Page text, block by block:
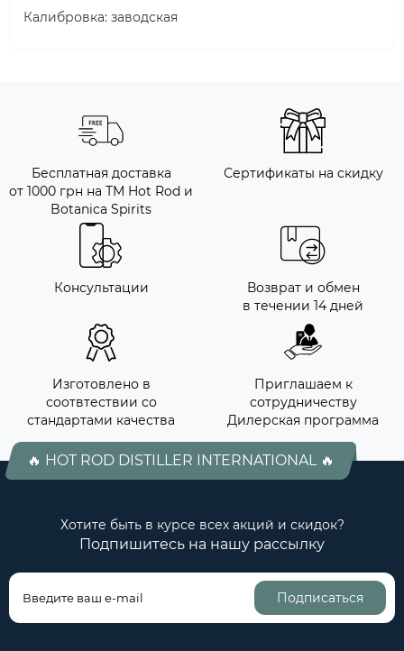
Калибровка: заводская
Бесплатная доставка
от 1000 грн на ТМ Hot Rod и
Botanica Spirits
Сертификаты на скидку
Консультации
Возврат и обмен
в течении 14 дней
Изготовлено в
соотвтествии со
стандартами качества
Приглашаем к
сотрудничеству
Дилерская программа
🔥 HOT ROD DISTILLER INTERNATIONAL 🔥
Хотите быть в курсе всех акций и скидок?
Подпишитесь на нашу рассылку
Подписаться